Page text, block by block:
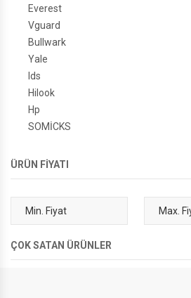
Everest
Vguard
Bullwark
Yale
Ids
Hilook
Hp
SOMİCKS
ÜRÜN FİYATI
ÇOK SATAN ÜRÜNLER